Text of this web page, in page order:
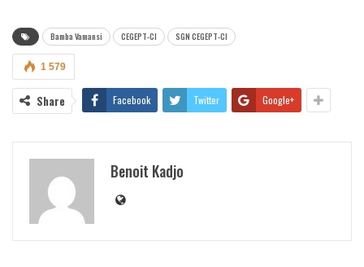
Bamba Vamansi CEGEPT-CI SGN CEGEPT-CI
1 579
Share Facebook Twitter Google+
Benoit Kadjo